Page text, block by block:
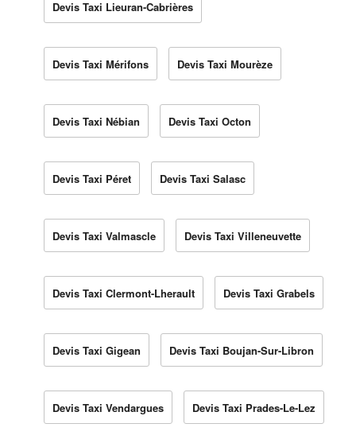
Devis Taxi Lieuran-Cabrières
Devis Taxi Mérifons Devis Taxi Mourèze
Devis Taxi Nébian Devis Taxi Octon
Devis Taxi Péret Devis Taxi Salasc
Devis Taxi Valmascle Devis Taxi Villeneuvette
Devis Taxi Clermont-Lherault Devis Taxi Grabels
Devis Taxi Gigean Devis Taxi Boujan-Sur-Libron
Devis Taxi Vendargues Devis Taxi Prades-Le-Lez